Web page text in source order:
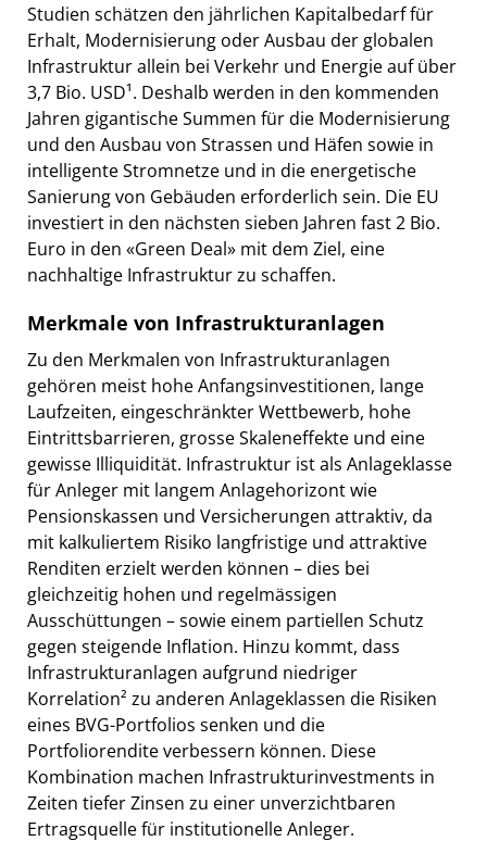
Studien schätzen den jährlichen Kapitalbedarf für
Erhalt, Modernisierung oder Ausbau der globalen
Infrastruktur allein bei Verkehr und Energie auf über
3,7 Bio. USD¹. Deshalb werden in den kommenden
Jahren gigantische Summen für die Modernisierung
und den Ausbau von Strassen und Häfen sowie in
intelligente Stromnetze und in die energetische
Sanierung von Gebäuden erforderlich sein. Die EU
investiert in den nächsten sieben Jahren fast 2 Bio.
Euro in den «Green Deal» mit dem Ziel, eine
nachhaltige Infrastruktur zu schaffen.
Merkmale von Infrastrukturanlagen
Zu den Merkmalen von Infrastrukturanlagen
gehören meist hohe Anfangsinvestitionen, lange
Laufzeiten, eingeschränkter Wettbewerb, hohe
Eintrittsbarrieren, grosse Skaleneffekte und eine
gewisse Illiquidität. Infrastruktur ist als Anlageklasse
für Anleger mit langem Anlagehorizont wie
Pensionskassen und Versicherungen attraktiv, da
mit kalkuliertem Risiko langfristige und attraktive
Renditen erzielt werden können – dies bei
gleichzeitig hohen und regelmässigen
Ausschüttungen – sowie einem partiellen Schutz
gegen steigende Inflation. Hinzu kommt, dass
Infrastrukturanlagen aufgrund niedriger
Korrelation² zu anderen Anlageklassen die Risiken
eines BVG-Portfolios senken und die
Portfoliorendite verbessern können. Diese
Kombination machen Infrastrukturinvestments in
Zeiten tiefer Zinsen zu einer unverzichtbaren
Ertragsquelle für institutionelle Anleger.